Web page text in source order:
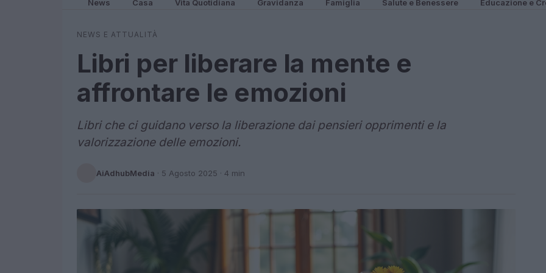
News Casa Vita Quotidiana Gravidanza Famiglia Salute e Benessere Educazione e
NEWS E ATTUALITÀ
Libri per liberare la mente e
affrontare le emozioni
Libri che ci guidano verso la liberazione dai pensieri opprimenti e la
valorizzazione delle emozioni.
AiAdhubMedia · 5 Agosto 2025 · 4 min